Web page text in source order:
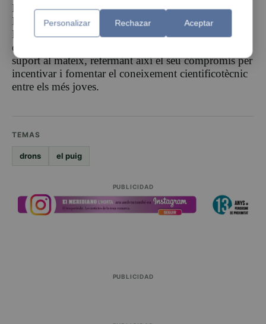
Benlloch a la província de Castelló i Crevillent,
Dénia, Mutxamel, Sant Joan d’Alacant, Sant
Fulgenci, Sax i Teulada a la província d’Alacant que
des de les seves regidories d’educació han donat
suport al mateix, refermant així el seu compromís per
incentivar i fomentar el coneixement cientificotècnic
entre els més joves.
TEMAS
drons el puig
PUBLICIDAD
PUBLICIDAD
Personalizar Rechazar Aceptar